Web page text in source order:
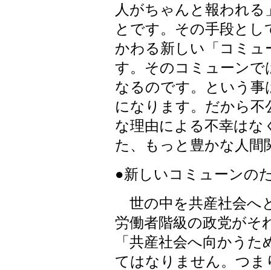
人がちゃんと報われ
とです。その手段と
かわる新しい「コミ
す。そのコミューンで
なるのです。という
になります。だから不
な理由による不幸はな
た、もっと豊かな人間
●新しいコミューンの
世の中を共産社会へ
労働者階級の政党がそ
「共産社会へ向かう
てはなりません。つま